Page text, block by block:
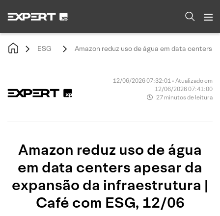
ESG Amazon reduz uso de água em data centers
12/06/2026 07:32:01 • Atualizado em
12/06/2026 07:41:00
27 minutos de leitura
Amazon reduz uso de água
em data centers apesar da
expansão da infraestrutura |
Café com ESG, 12/06